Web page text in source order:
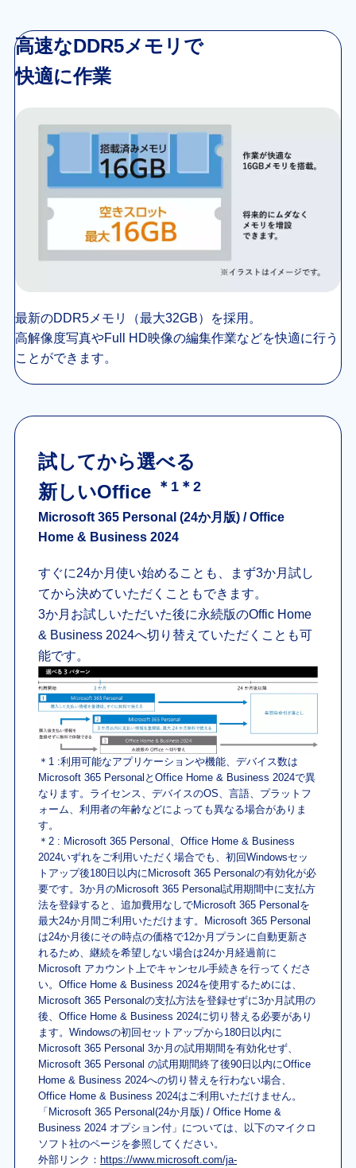
高速なDDR5メモリで
快適に作業
最新のDDR5メモリ（最大32GB）を採用。
高解像度写真やFull HD映像の編集作業などを快適に行う
ことができます。
試してから選べる
新しいOffice ＊1＊2
Microsoft 365 Personal (24か月版) / Office
Home & Business 2024
すぐに24か月使い始めることも、まず3か月試し
てから決めていただくこともできます。
3か月お試しいただいた後に永続版のOffic Home
& Business 2024へ切り替えていただくことも可
能です。
＊1 :利用可能なアプリケーションや機能、デバイス数は
Microsoft 365 PersonalとOffice Home & Business 2024で異
なります。ライセンス、デバイスのOS、言語、プラットフ
ォーム、利用者の年齢などによっても異なる場合がありま
す。
＊2 : Microsoft 365 Personal、Office Home & Business
2024いずれをご利用いただく場合でも、初回Windowsセッ
トアップ後180日以内にMicrosoft 365 Personalの有効化が必
要です。3か月のMicrosoft 365 Personal試用期間中に支払方
法を登録すると、追加費用なしでMicrosoft 365 Personalを
最大24か月間ご利用いただけます。Microsoft 365 Personal
は24か月後にその時点の価格で12か月プランに自動更新さ
れるため、継続を希望しない場合は24か月経過前に
Microsoft アカウント上でキャンセル手続きを行ってくださ
い。Office Home & Business 2024を使用するためには、
Microsoft 365 Personalの支払方法を登録せずに3か月試用の
後、Office Home & Business 2024に切り替える必要があり
ます。Windowsの初回セットアップから180日以内に
Microsoft 365 Personal 3か月の試用期間を有効化せず、
Microsoft 365 Personal の試用期間終了後90日以内にOffice
Home & Business 2024への切り替えを行わない場合、
Office Home & Business 2024はご利用いただけません。
「Microsoft 365 Personal(24か月版) / Office Home &
Business 2024 オプション付」については、以下のマイクロ
ソフト社のページを参照してください。
外部リンク：https://www.microsoft.com/ja-